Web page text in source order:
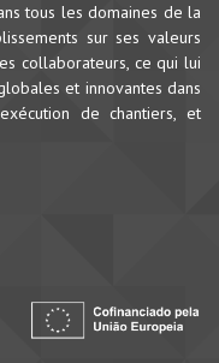
tous les domaines de la
sur ses valeurs
collaborateurs, ce qui lui
et innovantes dans
de chantiers, et